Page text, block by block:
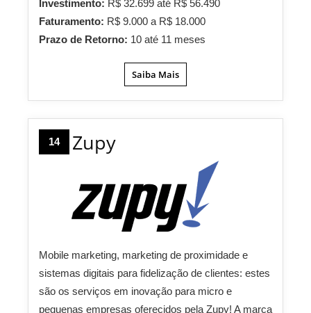
Investimento: R$ 32.699 até R$ 56.490
Faturamento: R$ 9.000 a R$ 18.000
Prazo de Retorno: 10 até 11 meses
Saiba Mais
14 Zupy
Mobile marketing, marketing de proximidade e
sistemas digitais para fidelização de clientes: estes
são os serviços em inovação para micro e
pequenas empresas oferecidos pela Zupy! A marca